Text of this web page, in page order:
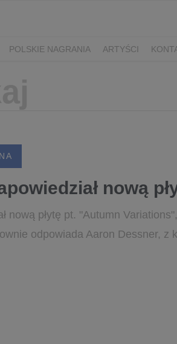
POLSKIE NAGRANIA ARTYŚCI
nową
nową płytę pt. "Autumn
odpowiada Aaron Dessner, z